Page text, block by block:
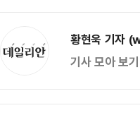
황현욱 기자
기사 모아 보